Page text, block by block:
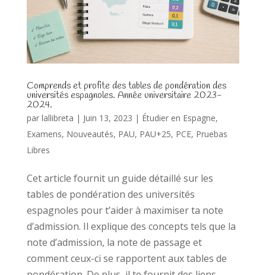
Comprends et profite des tables de pondération des
universités espagnoles. Année universitaire 2023-
2024.
par lallibreta | Juin 13, 2023 | Étudier en Espagne,
Examens, Nouveautés, PAU, PAU+25, PCE, Pruebas
Libres
Cet article fournit un guide détaillé sur les
tables de pondération des universités
espagnoles pour t’aider à maximiser ta note
d’admission. Il explique des concepts tels que la
note d’admission, la note de passage et
comment ceux-ci se rapportent aux tables de